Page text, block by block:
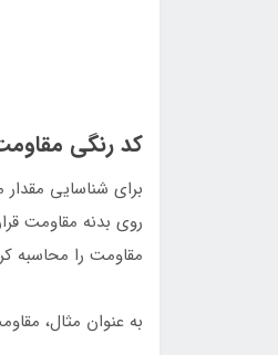
کد رنگی
برای شناسایی
روی بدنه مقاومت
مقاومت را محاسبه
به عنوان مثال، مقاومت با کد